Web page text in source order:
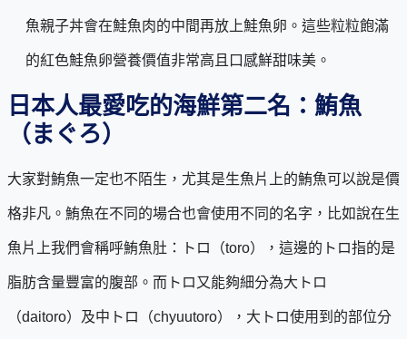
魚親子丼會在鮭魚肉的中間再放上鮭魚卵。這些粒粒飽滿
的紅色鮭魚卵營養價值非常高且口感鮮甜味美。
日本人最愛吃的海鮮第二名：鮪魚
（まぐろ）
大家對鮪魚一定也不陌生，尤其是生魚片上的鮪魚可以說是價
格非凡。鮪魚在不同的場合也會使用不同的名字，比如說在生
魚片上我們會稱呼鮪魚肚：トロ（toro），這邊的トロ指的是
脂肪含量豐富的腹部。而トロ又能夠細分為大トロ
（daitoro）及中トロ（chyuutoro），大トロ使用到的部位分